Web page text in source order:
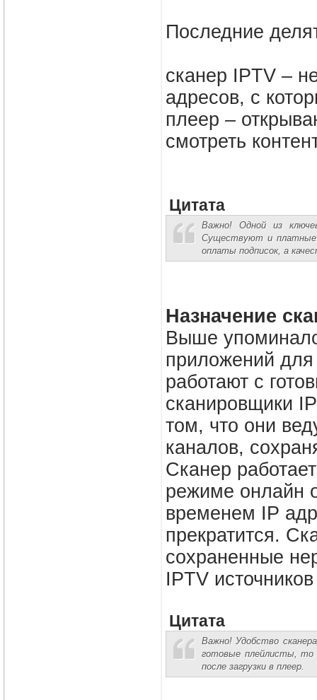
Последние
сканер IPTV –
адресов, с
плеер –
смотреть
Цитата
Важно! Одной из
Существуют и платные
оплаты подписок, а
Назначение
Выше
приложений
работают с
сканировщики
том, что они
каналов,
Сканер
режиме онлайн
временем IP
прекратится.
сохраненные
IPTV
Цитата
Важно! Удобство
готовые плейлисты, то
после загрузки в плеер.